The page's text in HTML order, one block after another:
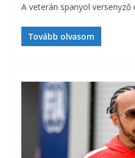
A veterán spanyol
Tovább olvasom